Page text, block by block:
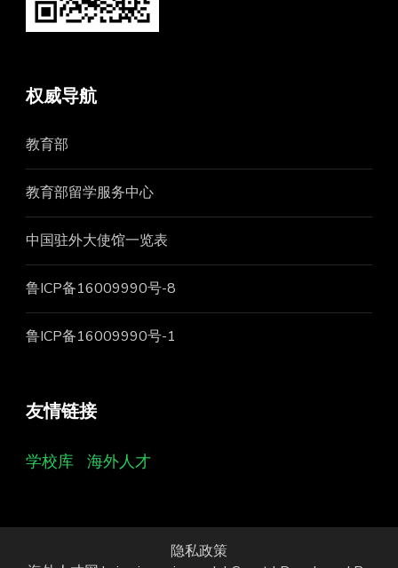
权威导航
教育部
教育部留学服务中心
中国驻外大使馆一览表
鲁ICP备16009990号-8
鲁ICP备16009990号-1
友情链接
学校库 海外人才
隐私政策